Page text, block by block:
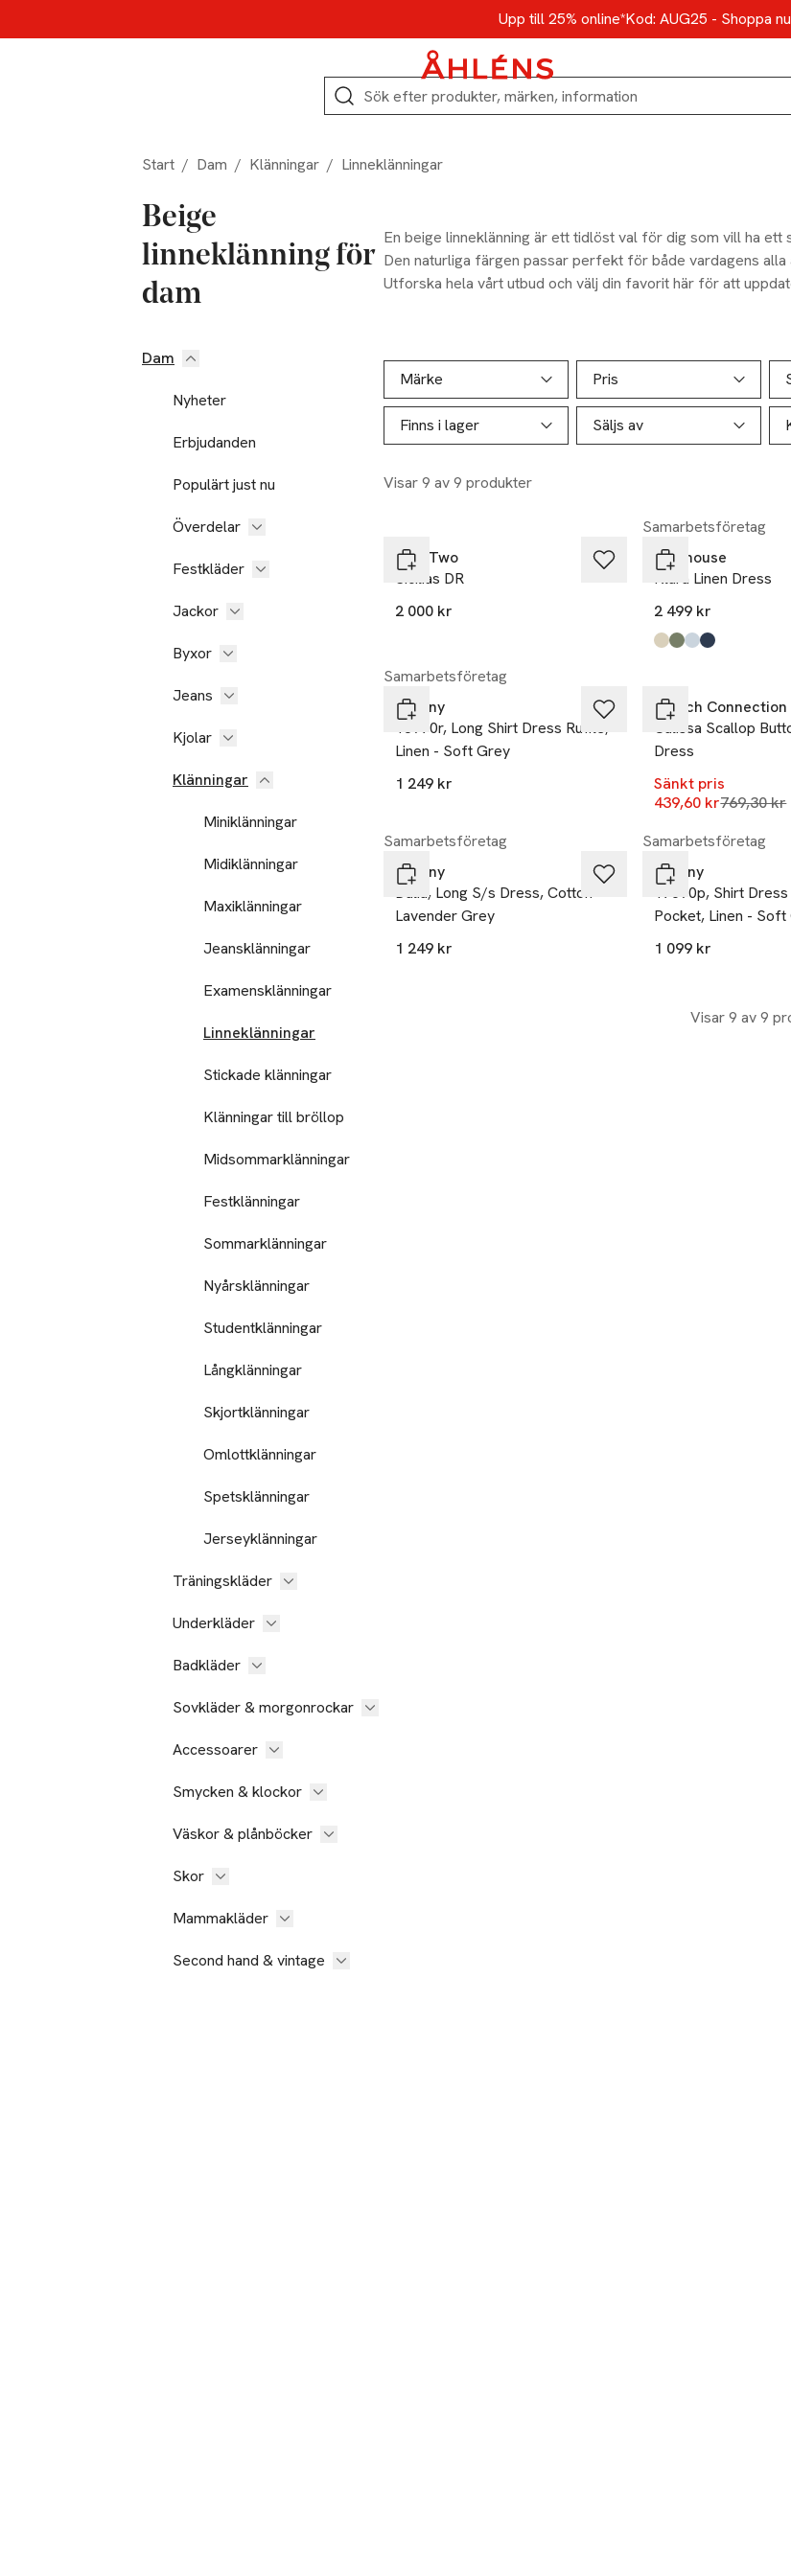
Upp till 25% online*Kod: AUG25 - Shoppa nu
Sök
Start / Dam / Klänningar / Linneklänningar
Beige
linneklänning för
dam
En beige linneklänning är ett tidlöst val för dig som vill ha
Den naturliga färgen passar perfekt för både vardagens alla
Utforska hela vårt utbud och välj din favorit här för att
Hoppa till produktsidan
Dam
Nyheter
Erbjudanden
Populärt just nu
Överdelar
Festkläder
Jackor
Byxor
Jeans
Kjolar
Klänningar
Miniklänningar
Midiklänningar
Maxiklänningar
Jeansklänningar
Examensklänningar
Linneklänningar
Stickade klänningar
Klänningar till bröllop
Midsommarklänningar
Festklänningar
Sommarklänningar
Nyårsklänningar
Studentklänningar
Långklänningar
Skjortklänningar
Omlottklänningar
Spetsklänningar
Jerseyklänningar
Träningskläder
Underkläder
Badkläder
Sovkläder & morgonrockar
Accessoarer
Smycken & klockor
Väskor & plånböcker
Skor
Mammakläder
Second hand & vintage
Hoppa till produktsidan
Märke
Pris
Finns i lager Säljs av
Visar 9 av 9 produkter
Lista över produkter
Part Two
Sicilias DR
2 000 kr
Samarbetsföretag
Newhouse
Klara Linen Dress
2 499 kr
Produkten finns i
beige,
grön,
ljusblå,
marinblå,
Samarbetsföretag
Tiffany
18970r, Long Shirt Dress Ruffle,
Linen - Soft Grey
1 249 kr
French Connection
Calissa Scallop
Dress
Sänkt pris
439,60 krLägsta
769,30 kr
Samarbetsföretag
Tiffany
Dalia, Long S/s Dress, Cotton -
Lavender Grey
1 249 kr
Samarbetsföretag
Tiffany
17690p, Shirt
Pocket, Linen - Soft
1 099 kr
Visar 9 av 9